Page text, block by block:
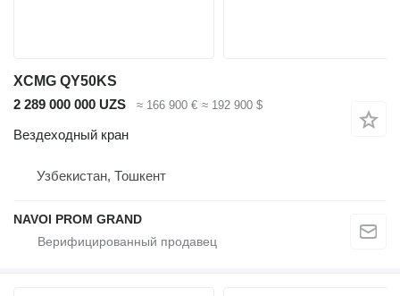
XCMG QY50KS
2 289 000 000 UZS
≈ 166 900 € ≈ 192 900 $
Вездеходный кран
Узбекистан, Тошкент
NAVOI PROM GRAND